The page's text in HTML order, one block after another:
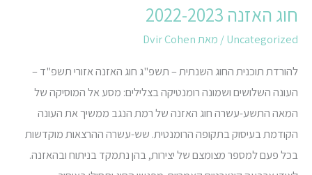
חוג האזנה 2022-2023
Uncategorized/ מאתDvir Cohen
להורדת תוכנית החוג השנתית – תשפ"ג חוג האזנה אזורי תשפ"ד –
העונה השלושים ושמונה רומנטיקה בצלילים: מסע אל המוסיקה של
המאה התשע-עשרה חוג האזנה של רמת הנגב ממשיך את העונה
הקודמת בעיסוק בתקופה הרומנטית. שש-עשרה ההרצאות מוקדשות
בכל פעם למספר מצומצם של יצירות, בהן נתמקד בניתוח ובהאזנה.
חוג
האזנה
2023